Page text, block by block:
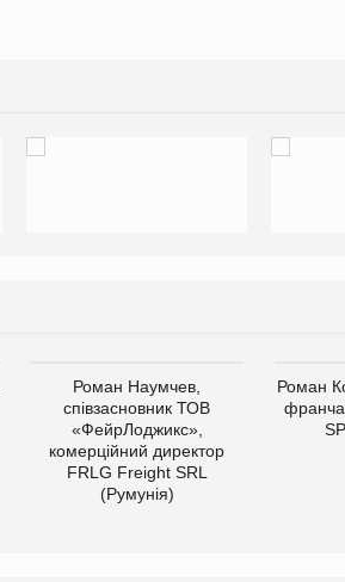
Роман Наумчев,
співзасновник ТОВ
«ФейрЛоджикс»,
комерційний директор
FRLG Freight SRL
(Румунія)
Роман